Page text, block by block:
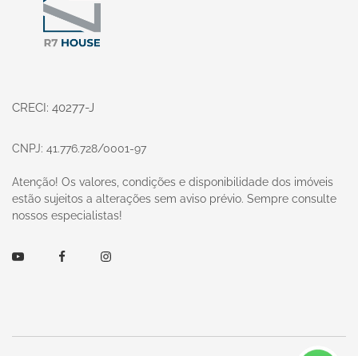
CRECI: 40277-J
CNPJ: 41.776.728/0001-97
Atenção! Os valores, condições e disponibilidade dos imóveis
estão sujeitos a alterações sem aviso prévio. Sempre consulte
nossos especialistas!
Youtube FacebookInstagram